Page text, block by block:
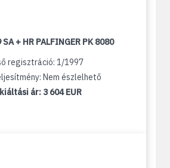
+ HR PALFINGER PK 8080
regisztráció: 1/1997
Nem észlelhető
ár: 3 604 EUR